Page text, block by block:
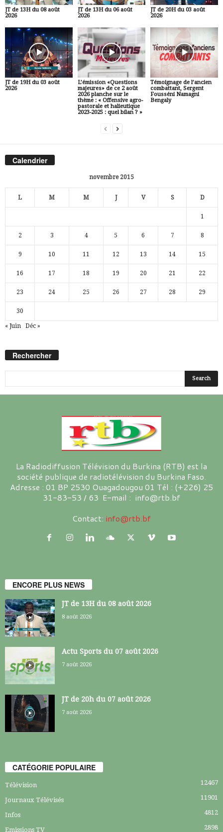
JT de 13H du 08 août
2026
JT de 13H du 06 août
2026
JT de 20H du 03 août
2026
JT de 19H du 03 août
2026
L’émission «Questions
majeures» de ce 2 août
2026 planche sur le
thème : « Offensive agro-
pastorale et halieutique
2023-2025 : quel bilan ? »
Témoignage de l’ancien
combattant, Sergent
Fousséni Namagni
Bengaly
Calendrier
novembre 2015
L M M J V S D
1
2 3 4 5 6 7 8
9 10 11 12 13 14 15
16 17 18 19 20 21 22
23 24 25 26 27 28 29
30
« Juin Déc »
Rechercher
La Radiodiffusion Télévision du Burkina (RTB) est la
société publique de radiotélévision du Burkina Faso.
Adresse : 01 BP 2530 Ouagadougou 01 Tél : (+226) 25
31-83-53 / 63 E-mail : info@rtb.bf
Contact: info@rtb.bf
ENCORE PLUS NEWS
JT de 13H du 08 août 2026
8 août 2026
Actu Sports du 07 août 2026
7 août 2026
JT de 20h du 07 août 2026
7 août 2026
CATÉGORIE POPULAIRE
Télévision 12467
Journaux Télévisés 11901
Infos 4812
Emissions TV 2898